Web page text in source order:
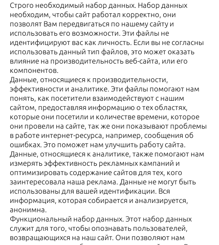
Строго необходимый набор данных. Набор данных
необходим, чтобы сайт работал корректно, они
позволят Вам передвигаться по нашему сайту и
использовать его возможности. Эти файлы не
идентифицируют вас как личность. Если вы не согласны
использовать данный тип файлов, это может оказать
влияние на производительность веб-сайта, или его
компонентов.
Данные, относящиеся к производительности,
эффективности и аналитике. Эти файлы помогают нам
понять, как посетители взаимодействуют с нашим
сайтом, предоставляя информацию о тех областях,
которые они посетили и количестве времени, которое
они провели на сайте, так же они показывают проблемы
в работе интернет-ресурса, например, сообщения об
ошибках. Это поможет нам улучшить работу сайта.
Данные, относящиеся к аналитике, также помогают нам
измерять эффективность рекламных кампаний и
оптимизировать содержание сайтов для тех, кого
заинтересовала наша реклама. Данные не могут быть
использованы для вашей идентификации. Вся
информация, которая собирается и анализируется,
анонимна.
Функциональный набор данных. Этот набор данных
служит для того, чтобы опознавать пользователей,
возвращающихся на наш сайт. Они позволяют нам